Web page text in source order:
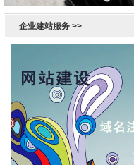
企业建站服务 >>